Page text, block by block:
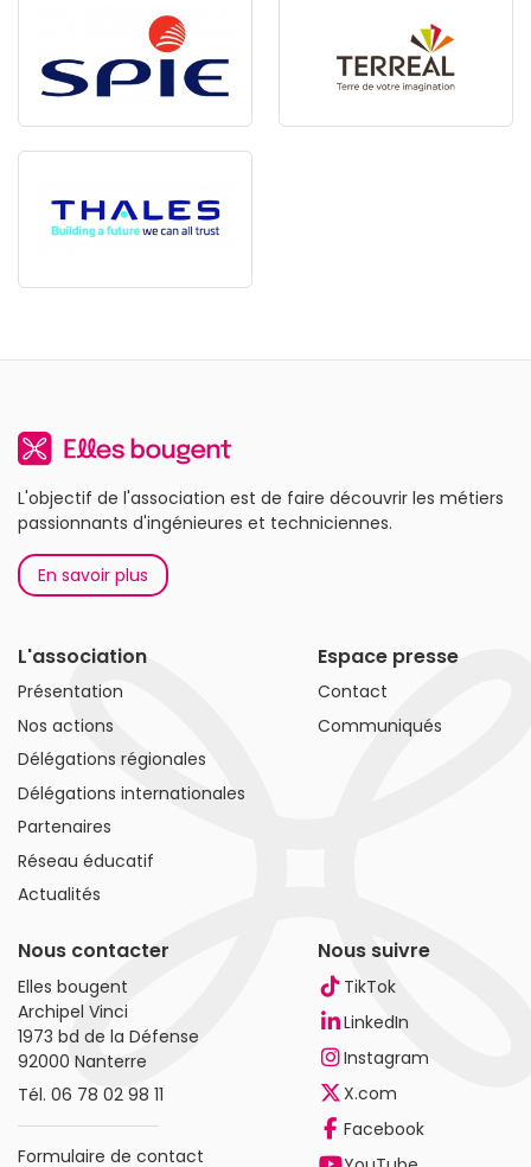
L'objectif de l'association est de faire découvrir les métiers
passionnants d'ingénieures et techniciennes.
En savoir plus
L'association
Présentation
Nos actions
Délégations régionales
Délégations internationales
Partenaires
Réseau éducatif
Actualités
Espace presse
Contact
Communiqués
Nous contacter
Elles bougent
Archipel Vinci
1973 bd de la Défense
92000 Nanterre
Tél. 06 78 02 98 11
Formulaire de contact
Nous suivre
TikTok
LinkedIn
Instagram
X.com
Facebook